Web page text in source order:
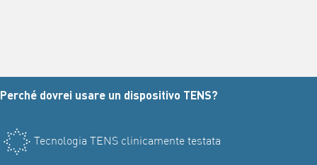
Perché dovrei usare un dispositivo TENS?
Tecnologia TENS clinicamente testata